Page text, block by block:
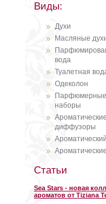
Виды:
Духи
Масляные
вода
Туалетная
Одеколон
Парфюмерные
наборы
Ароматические
диффузоры
Статьи
Sea Stars - новая
ароматов от Tiziana